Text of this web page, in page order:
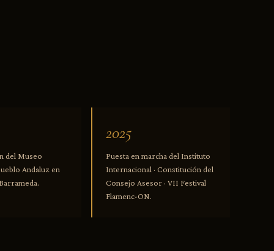
del Museo
Andaluz en
2025
Puesta en marcha del Instituto
Internacional · Constitución del
Consejo Asesor · VII Festival
Flamenc-ON.